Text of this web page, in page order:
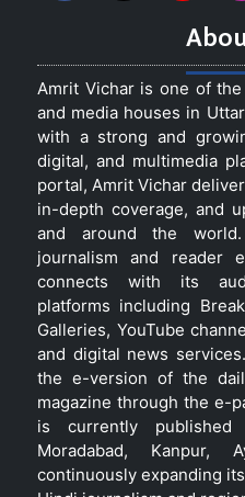
Amrit Vichar is one of
and media houses in
with a strong and
digital, and multimedia
portal, Amrit Vichar
in-depth coverage, and
and around the
journalism and reader
connects with its
platforms including
Galleries, YouTube
and digital news
the e-version of the
magazine through the e-
is currently published
Moradabad, Kanpur,
continuously expanding